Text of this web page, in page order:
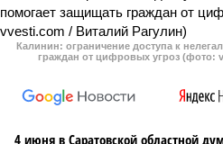
Калинин: ограничение доступа к
граждан от цифровых угроз (фото:
4 июня в Саратовской областной